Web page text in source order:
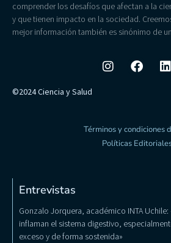
comprender los desafíos que afectan a la
y que tienen impacto en la sociedad.
mejor información también es sinónimo de
©2024 Ciencia y Salud
Términos y condiciones
Políticas
Entrevistas
Gonzalo Jorquera, académico INTA
inflaman el sistema digestivo,
exceso y de forma sostenida»